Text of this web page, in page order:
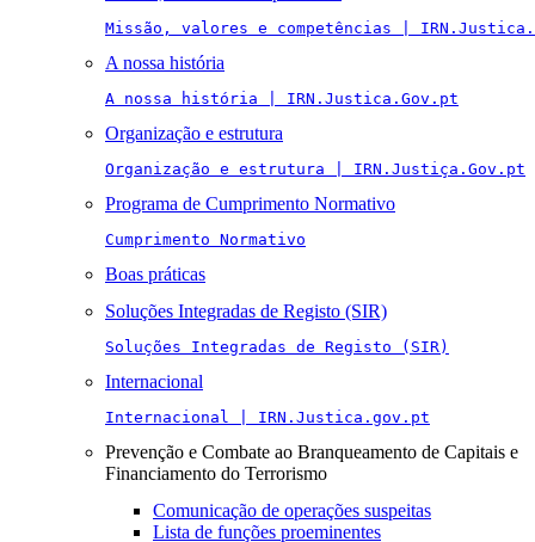
Missão, valores e competências |
A nossa história
A nossa história | IRN.Justica.Gov.pt
Organização e estrutura
Organização e estrutura | IRN.Justiça.Gov.pt
Programa de Cumprimento Normativo
Cumprimento Normativo
Boas práticas
Soluções Integradas de Registo (SIR)
Soluções Integradas de Registo (SIR)
Internacional
Internacional | IRN.Justica.gov.pt
Prevenção e Combate ao Branqueamento de Capitais e
Financiamento do Terrorismo
Comunicação de operações suspeitas
Lista de funções proeminentes